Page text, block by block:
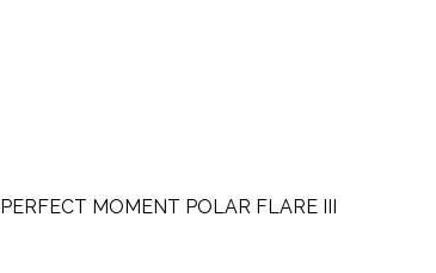
PERFECT MOMENT POLAR FLARE III